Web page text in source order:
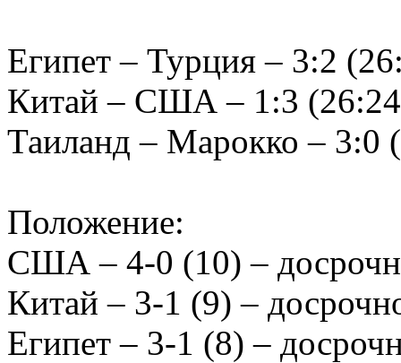
Египет – Турция – 3:2
Китай – США – 1:3
Таиланд – Марокко – 3:0
Положение:
США – 4-0 (10) –
Китай – 3-1 (9) –
Египет – 3-1 (8) –